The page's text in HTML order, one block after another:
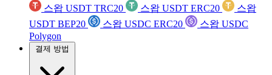
스왑 USDT TRC20
스왑 USDT ERC20
스왑
USDT BEP20
스왑 USDC ERC20
스왑 USDC
Polygon
결제 방법